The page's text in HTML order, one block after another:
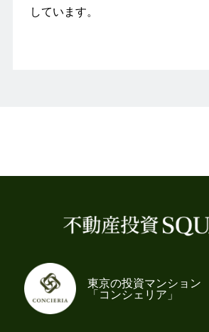
しています。
東京の投資マンション
「コンシェリア」